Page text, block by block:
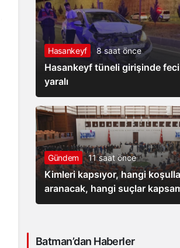
Hasankeyf 8 saat önce
Hasankeyf tüneli girişinde
yaralı
Gündem 11 saat önce
Kimleri kapsıyor, hangi
aranacak, hangi suçlar
Batman’dan Haberler